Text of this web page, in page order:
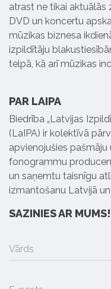
atrast ne tikai aktuālās
DVD un koncertu
mūzikas biznesa
izpildītāju
telpā, kā arī mūzikas
PAR LAIPA
Biedrība „Latvijas
(LaIPA) ir kolektīvā
apvienojušies
fonogrammu
un saņemtu taisnīgu
izmantošanu Latvijā
SAZINIES AR MUMS!
Vārds